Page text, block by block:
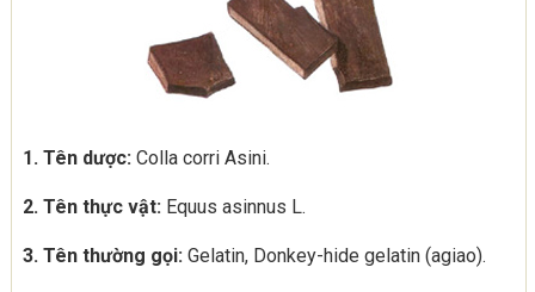
1. Tên dược:Colla corri Asini.
2. Tên thực vật:Equus asinnus L.
3. Tên thường gọi:Gelatin, Donkey-hide gelatin (agiao).